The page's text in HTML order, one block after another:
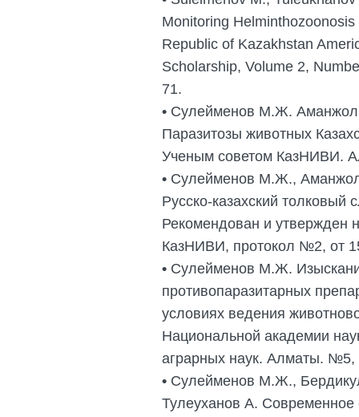
Monitoring
Republic of Kazakhstan
Scholarship, Volume 2,
71.
• Сулейменов М.Ж. Аманжол
Паразитозы животных
Ученым советом КазНИВИ.
• Сулейменов М.Ж.,
Русско-казахский толковый
Рекомендован и утвержден
КазНИВИ, протокол №2, от
• Сулейменов М.Ж.
противопаразитарных
условиях ведения
Национальной академии
аграрных наук. Алматы. №5,
• Сулейменов М.Ж.,
Тулеуханов А. Современное